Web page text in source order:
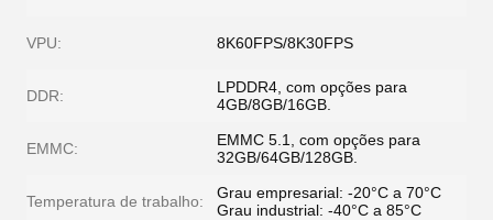
VPU: 8K60FPS/8K30FPS
DDR:
LPDDR4, com opções para
4GB/8GB/16GB.
EMMC:
EMMC 5.1, com opções para
32GB/64GB/128GB.
Temperatura de trabalho:
Grau empresarial: -20°C a 70°C
Grau industrial: -40°C a 85°C